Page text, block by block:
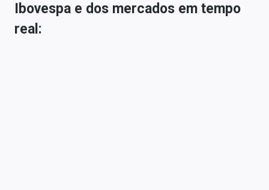
Ibovespa e dos mercados em tempo
real: